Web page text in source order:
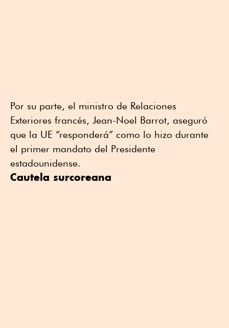
Por su parte, el ministro de Relaciones
Exteriores francés, Jean-Noel Barrot, aseguró
que la UE “responderá” como lo hizo durante
el primer mandato del Presidente
estadounidense.
Cautela surcoreana